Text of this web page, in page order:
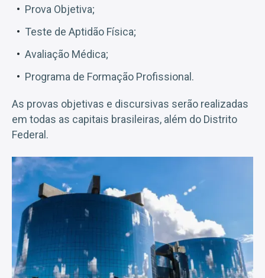
Prova Objetiva;
Teste de Aptidão Física;
Avaliação Médica;
Programa de Formação Profissional.
As provas objetivas e discursivas serão realizadas
em todas as capitais brasileiras, além do Distrito
Federal.